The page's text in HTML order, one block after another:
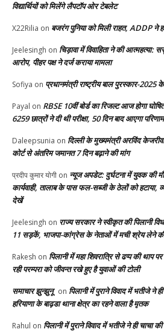
विद्यार्थियों को मिलेंगे लैपटॉप ओर टेबलेट
X22Rilia on बजरंग पुनिया को मिली राहत, ADDP ने
Jeelesingh on चिड़ावा में विवाहिता ने की आत्महत्या:
आरोप, पीहर पक्ष ने दर्ज कराया मामला
Sofiya on प्रधानमंत्री राष्ट्रीय बाल पुरस्कार-
Payal on RBSE 10वीं बोर्ड का रिजल्ट आज होगा
6259 छात्रों ने दी थी परीक्षा, 50 दिन बाद आएगा परिणाम
Daleepsunia on दिल्ली के मुख्यमंत्री अरविंद
कोर्ट से अंतरिम जमानत 7 दिन बढ़ाने की मांग
प्रदीप कुमार योगी on न्यूज अपडेट: दुर्घटना में युवक की
कार्यवाही, तालाब के पास फल-सब्जी के ठेलों को हटाया,
देखें
Jeelesingh on राज्य सरकार ने स्वीकृत की पिलानी
11 सड़कें, भाजपा-कांग्रेस के नेताओं में मची श्रेय लेने
Rakesh on पिलानी में महा शिवरात्रि से ढप्प की थाप
रही परम्परा को जीवन्त रखे हुए है युवाओं की टोली
समाचार झुन्झुनू on पिलानी में पुराने विवाद में भतीजे ने
हरियाणा के बाढ़डा थाना क्षेत्र का रहने वाला है मृतक
Rahul on पिलानी में पुराने विवाद में भतीजे ने ही चाचा